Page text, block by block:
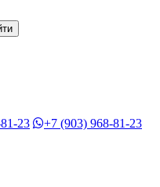
23 +7 (903) 968-81-23